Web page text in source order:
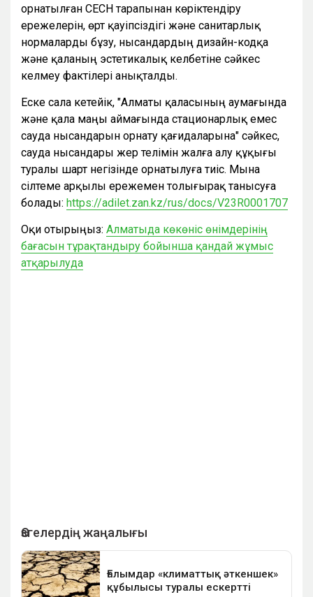
орнатылған СЕСН тарапынан көріктендіру
ережелерін, өрт қауіпсіздігі және санитарлық
нормаларды бұзу, нысандардың дизайн-кодқа
және қаланың эстетикалық келбетіне сәйкес
келмеу фактілері анықталды.
Еске сала кетейік, "Алматы қаласының аумағында
және қала маңы аймағында стационарлық емес
сауда нысандарын орнату қағидаларына" сәйкес,
сауда нысандары жер телімін жалға алу құқығы
туралы шарт негізінде орнатылуға тиіс. Мына
сілтеме арқылы ережемен толығырақ танысуға
болады: https://adilet.zan.kz/rus/docs/V23R0001707
Оқи отырыңыз: Алматыда көкөніс өнімдерінің
бағасын тұрақтандыру бойынша қандай жұмыс
атқарылуда